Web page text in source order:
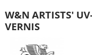
W&N ARTISTS'
VERNIS